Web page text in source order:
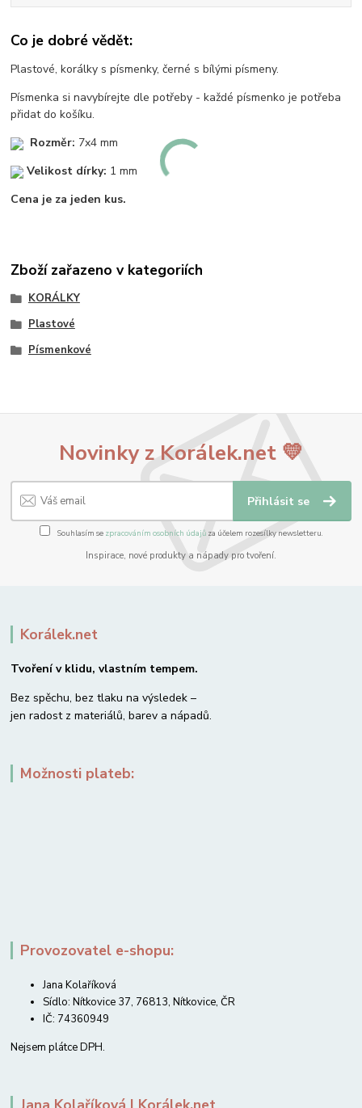
Co je dobré vědět:
Plastové, korálky s písmenky, černé s bílými písmeny.
Písmenka si navybírejte dle potřeby - každé písmenko je potřeba
přidat do košíku.
Rozměr: 7x4 mm
Velikost dírky: 1 mm
Cena je za jeden kus.
Zboží zařazeno v kategoriích
KORÁLKY
Plastové
Písmenkové
Novinky z Korálek.net 💛
Přihlásit se
Souhlasím se zpracováním osobních údajůza účelem rozesílky newsletteru.
Inspirace, nové produkty a nápady pro tvoření.
Korálek.net
Tvoření v klidu, vlastním tempem.
Bez spěchu, bez tlaku na výsledek –
jen radost z materiálů, barev a nápadů.
Možnosti plateb:
Provozovatel e-shopu:
Jana Kolaříková
Sídlo: Nítkovice 37, 76813, Nítkovice, ČR
IČ: 74360949
Nejsem plátce DPH.